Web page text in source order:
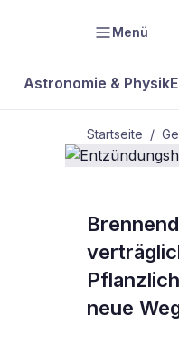
Menü
Astronomie & Physik
Startseite /
neue